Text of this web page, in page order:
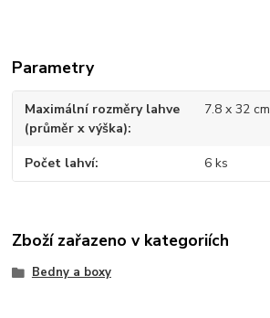
Parametry
Maximální rozměry lahve
(průměr x výška)
7.8 x 32 cm
Počet lahví 6 ks
Zboží zařazeno v kategoriích
Bedny a boxy